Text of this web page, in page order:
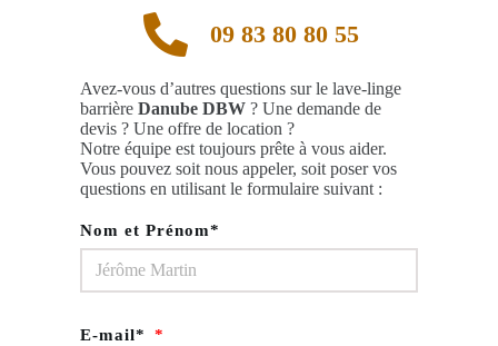
09 83 80 80 55
Avez-vous d’autres questions sur le lave-linge
barrière Danube DBW? Une demande de
devis ? Une offre de location ?
Notre équipe est toujours prête à vous aider.
Vous pouvez soit nous appeler, soit poser vos
questions en utilisant le formulaire suivant :
Nom et Prénom*
E-mail*